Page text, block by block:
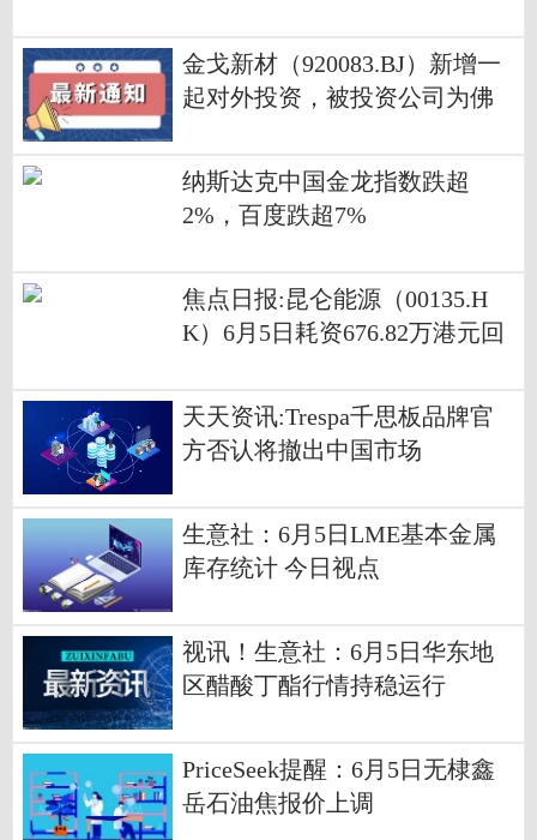
司-信息
金戈新材（920083.BJ）新增一
起对外投资，被投资公司为佛
每日观点
纳斯达克中国金龙指数跌超
2%，百度跌超7%
焦点日报:昆仑能源（00135.H
K）6月5日耗资676.82万港元回
天天资讯:Trespa千思板品牌官
方否认将撤出中国市场
生意社：6月5日LME基本金属
库存统计 今日视点
视讯！生意社：6月5日华东地
区醋酸丁酯行情持稳运行
PriceSeek提醒：6月5日无棣鑫
岳石油焦报价上调